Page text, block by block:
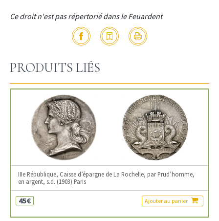
Ce droit n'est pas répertorié dans le Feuardent
PRODUITS LIÉS
IIIe République, Caisse d’épargne de La Rochelle, par Prud’homme,
en argent, s.d. (1903) Paris
45€ Ajouter au panier